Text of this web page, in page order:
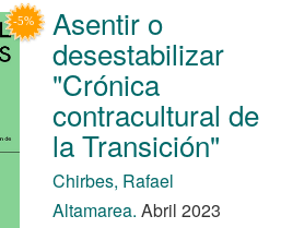
Asentir o
desestabilizar
"Crónica
contracultural de
la Transición"
Chirbes, Rafael
Altamarea. Abril 2023